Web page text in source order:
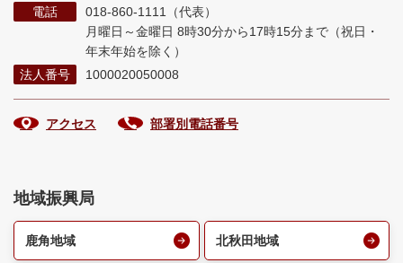
電話
018-860-1111（代表）
月曜日～金曜日 8時30分から17時15分まで （祝日・
年末年始を除く）
法人番号
1000020050008
アクセス 部署別電話番号
地域振興局
鹿角地域 北秋田地域